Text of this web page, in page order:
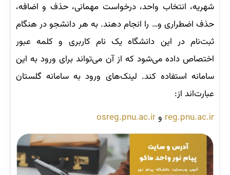
شهریه، انتخاب واحد، درخواست مهمانی، حذف و اضافه،
حذف اضطراری و… را انجام دهند. به هر دانشجو در هنگام
ثبت‌نام در این دانشگاه یک نام کاربری و کلمه عبور
اختصاص داده می‌شود که از آن می‌تواند برای ورود به این
سامانه استفاده کند. لینک‌های ورود به سامانه گلستان
عبارت‌اند از:
reg.pnu.ac.ir وosreg.pnu.ac.ir